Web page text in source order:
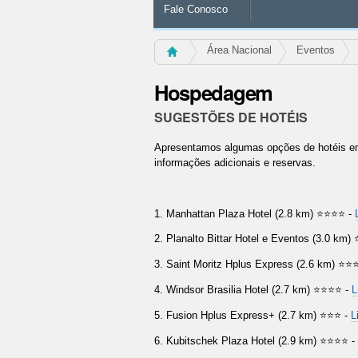
Fale Conosco
Área Nacional Eventos
Hospedagem
SUGESTÕES DE HOTÉIS
Apresentamos algumas opções de hotéis
informações adicionais e reservas.
1. Manhattan Plaza Hotel (2.8 km) ⭐⭐⭐⭐ -
2. Planalto Bittar Hotel e Eventos (3.0 km)
3. Saint Moritz Hplus Express (2.6 km)
4. Windsor Brasilia Hotel (2.7 km) ⭐⭐⭐⭐ -
5. Fusion Hplus Express+ (2.7 km) ⭐⭐⭐ -
6. Kubitschek Plaza Hotel (2.9 km) ⭐⭐⭐⭐ -